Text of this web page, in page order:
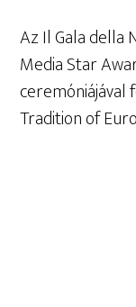
Az Il Gala della
Media Star
Tradition of